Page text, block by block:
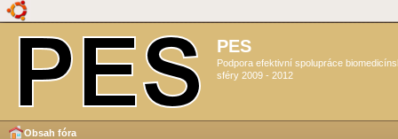
PES
Podpora efektivní spolupráce
sféry 2009 - 2012
Obsah fóra